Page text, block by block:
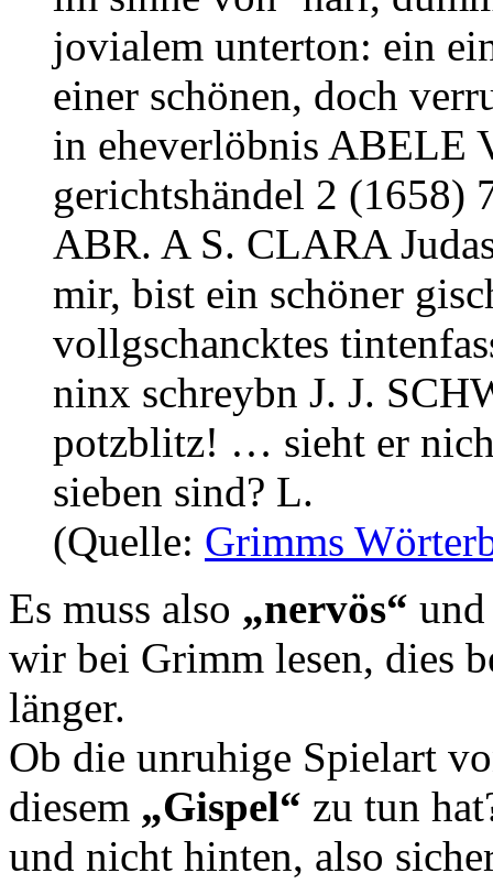
jovialem unterton: ein
einer schönen, doch
in eheverlöbnis ABELE
gerichtshändel 2 (1658)
ABR. A S. CLARA
mir, bist ein schöner
vollgschancktes
ninx schreybn J. J.
potzblitz! … sieht er
sieben sind? L.
(Quelle: Grimms
Es muss also „nervös“
wir bei Grimm lesen, dies
länger.
Ob die unruhige Spielart
diesem „Gispel“ zu tun
und nicht hinten, also